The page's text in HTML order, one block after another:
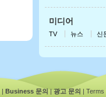
미디어
TV 뉴스 신
| Business 문의 | 광고 문의 | Terms